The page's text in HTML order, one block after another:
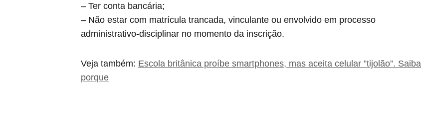
– Ter conta bancária;
– Não estar com matrícula trancada, vinculante ou envolvido em processo
administrativo-disciplinar no momento da inscrição.
Veja também: Escola britânica proíbe smartphones, mas aceita celular ”tijolão”. Saiba
porque